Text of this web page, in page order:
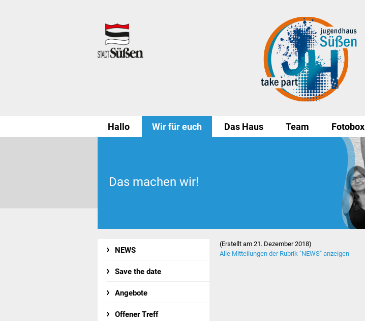
Hallo Wir für euch Das Haus Team Fotobox
Das machen wir!
NEWS
Save the date
Angebote
Offener Treff
(Erstellt am 21. Dezember 2018)
Alle Mitteilungen der Rubrik "NEWS" anzeigen